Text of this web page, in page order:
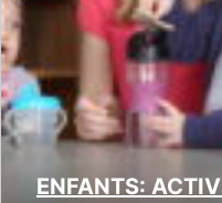
ENFANTS: